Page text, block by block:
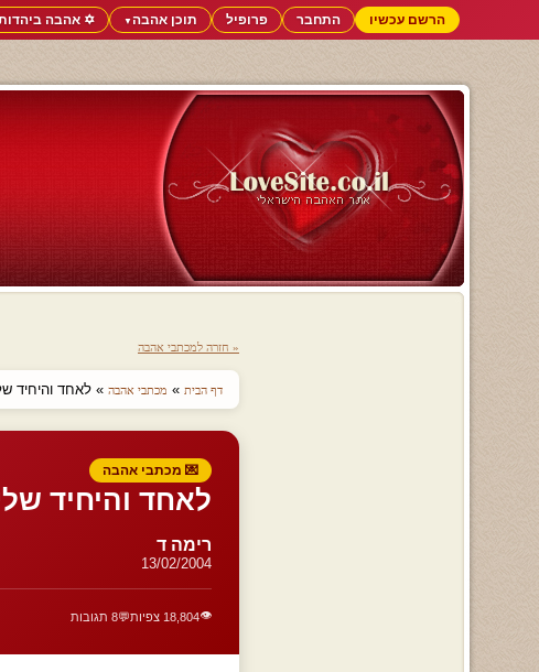
הרשם עכשיו התחבר פרופיל תוכן אהבה▼ ✡️ אהבה
« חזרה למכתבי אהבה
דף הבית » מכתבי אהבה » לאחד והיחיד
💌 מכתבי אהבה
לאחד והיחיד
רימה ד
13/02/2004
👁️18,804 צפיות 💬8 תגובות